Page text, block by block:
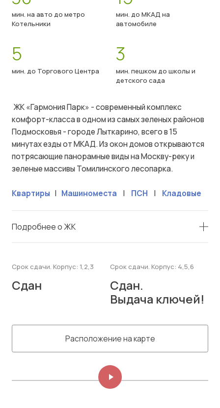
мин. на авто до метро
Котельники
мин. до МКАД на
автомобиле
5
мин. до Торгового Центра
3
мин. пешком до школы и
детского сада
ЖК «Гармония Парк» - современный комплекс
комфорт-класса в одном из самых зеленых районов
Подмосковья - городе Лыткарино, всего в 15
минутах езды от МКАД. Из окон домов открываются
потрясающие панорамные виды на Москву-реку и
зеленые массивы Томилинского лесопарка.
Квартиры | Машиноместа | ПСН | Кладовые
Подробнее о ЖК
Срок сдачи. Корпус: 1,2,3
Сдан
Срок сдачи. Корпус: 4,5,6
Сдан.
Выдача ключей!
Расположение на карте